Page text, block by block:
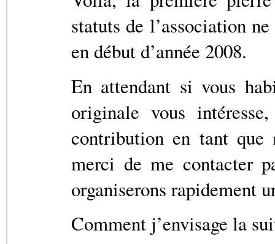
statuts de l’association
en début d’année 2008.
En attendant si vous
originale vous
contribution en tant que
merci de me contacter
organiserons rapidement
Comment j’envisage la